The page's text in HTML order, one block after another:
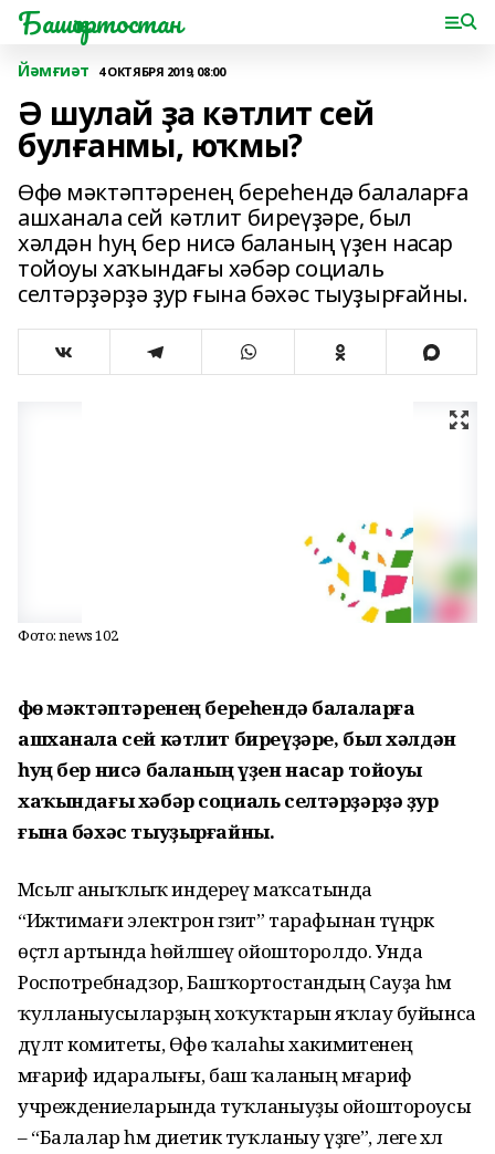
Башҡортостан
Йәмғиәт 4 ОКТЯБРЯ 2019, 08:00
Ә шулай ҙа кәтлит сей
булғанмы, юҡмы?
Өфө мәктәптәренең береһендә балаларға
ашханала сей кәтлит биреүҙәре, был
хәлдән һуң бер нисә баланың үҙен насар
тойоуы хаҡындағы хәбәр социаль
селтәрҙәрҙә ҙур ғына бәхәс тыуҙырғайны.
Фото: news 102
Өфө мәктәптәренең береһендә балаларға
ашханала сей кәтлит биреүҙәре, был хәлдән
һуң бер нисә баланың үҙен насар тойоуы
хаҡындағы хәбәр социаль селтәрҙәрҙә ҙур
ғына бәхәс тыуҙырғайны.
Мәсьәләгә аныҡлыҡ индереү маҡсатында
“Ижтимағи электрон гәзит” тарафынан түңәрәк
өҫтәл артында һөйләшеү ойошторолдо. Унда
Роспотребнадзор, Башҡортостандың Сауҙа һәм
ҡулланыусыларҙың хоҡуҡтарын яҡлау буйынса
дәүләт комитеты, Өфө ҡалаһы хакимиәтенең
мәғариф идаралығы, баш ҡаланың мәғариф
учреждениеларында туҡланыуҙы ойоштороусы
– “Балалар һәм диетик туҡланыу үҙәге”, әлеге хәл